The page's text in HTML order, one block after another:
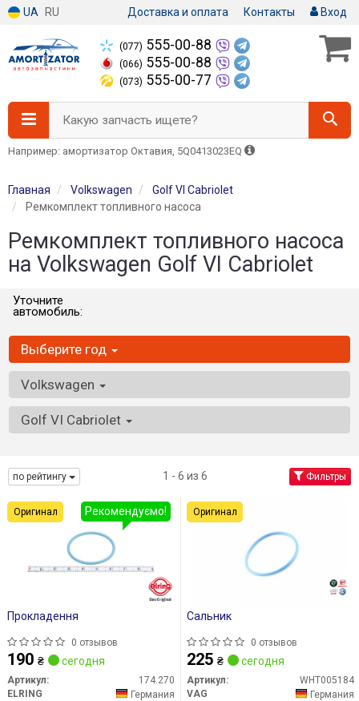
UA RU Доставка и оплата Контакты Вход
(077) 555-00-88
(066) 555-00-88
(073) 555-00-77
Какую запчасть ищете?
Например: амортизатор Октавия, 5Q0413023EQ
Главная Volkswagen
Golf VI Cabriolet
Ремкомплект топливного насоса
Ремкомплект топливного насоса
на Volkswagen Golf VI Cabriolet
Уточните
автомобиль:
Выберите год
Volkswagen
Golf VI Cabriolet
по рейтингу 1 - 6 из 6 Фильтры
Прокладення
0 отзывов
190 ₴ сегодня
Артикул:
174.270
ELRING
Германия
Рекомендуємо!
Оригинал
Сальник
0 отзывов
225 ₴ сегодня
Артикул:
WHT005184
VAG
Германия
Оригинал